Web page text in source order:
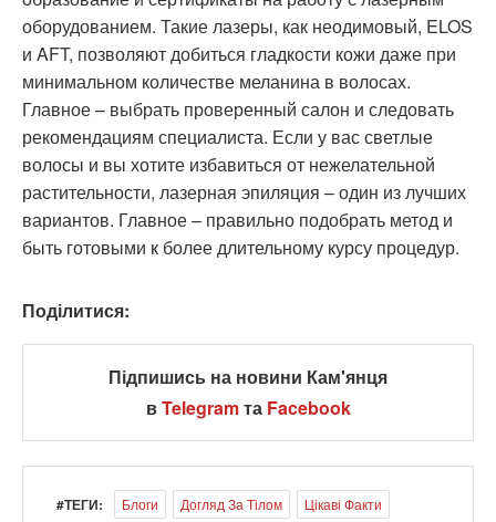
оборудованием. Такие лазеры, как неодимовый, ELOS
и AFT, позволяют добиться гладкости кожи даже при
минимальном количестве меланина в волосах.
Главное – выбрать проверенный салон и следовать
рекомендациям специалиста. Если у вас светлые
волосы и вы хотите избавиться от нежелательной
растительности, лазерная эпиляция – один из лучших
вариантов. Главное – правильно подобрать метод и
быть готовыми к более длительному курсу процедур.
Поділитися:
Підпишись на новини Кам'янця
вTelegramта Facebook
#ТЕГИ: Блоги Догляд За Тілом Цікаві Факти